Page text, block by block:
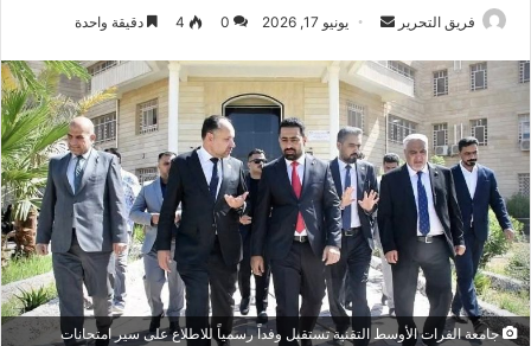
فريق التحرير
أرسل
إلكترونيا
يونيو 17, 2026 0
4 دقيقة واحدة
جامعة الفرات الأوسط التقنية تستقبل وفداً رسمياً للاطلاع على سير امتحانات